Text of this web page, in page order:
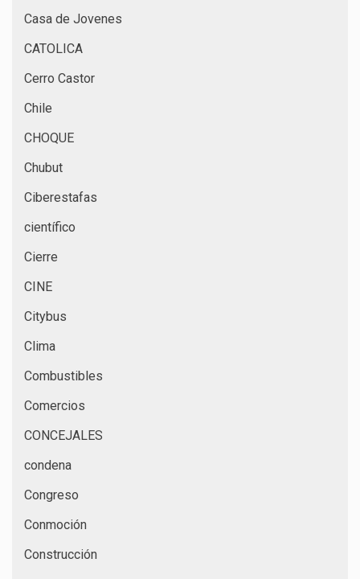
Casa de Jovenes
CATOLICA
Cerro Castor
Chile
CHOQUE
Chubut
Ciberestafas
científico
Cierre
CINE
Citybus
Clima
Combustibles
Comercios
CONCEJALES
condena
Congreso
Conmoción
Construcción